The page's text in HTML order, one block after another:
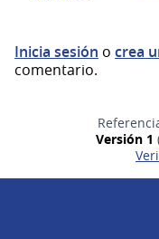
Inicia sesión o crea
comentario.
Versión 1